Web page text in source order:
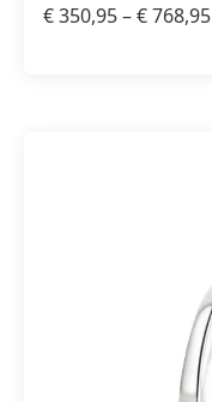
€350,95–€768,95